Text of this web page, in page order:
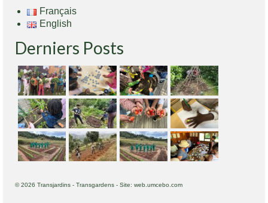
Français
English
Derniers Posts
© 2026 Transjardins - Transgardens - Site: web.umcebo.com